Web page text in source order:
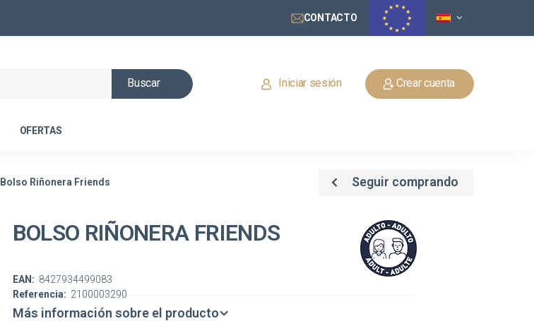
CONTACTO
Buscar Iniciar sesión Crear cuenta
OFERTAS
Bolso Riñonera Friends Seguir comprando
BOLSO RIÑONERA FRIENDS
Referencia: 2100003290
EAN: 8427934499083
Más información sobre el producto